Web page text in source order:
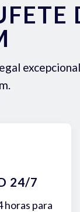
24/7
horas para